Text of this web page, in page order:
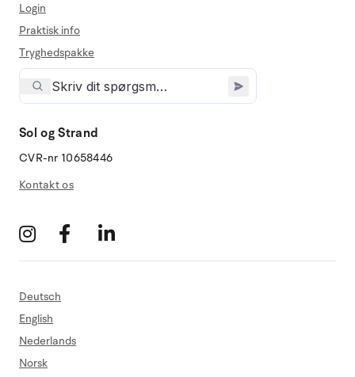
Login
Praktisk info
Tryghedspakke
Sol og Strand
CVR-nr 10658446
Kontakt os
Deutsch
English
Nederlands
Norsk